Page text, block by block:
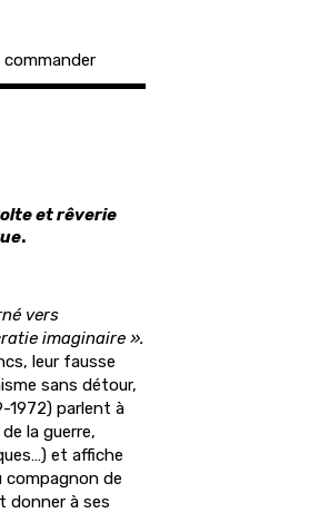
commander
et rêverie
.
vers
imaginaire ».
leur fausse
sans détour,
1972) parlent à
la guerre,
et affiche
compagnon de
donner à ses